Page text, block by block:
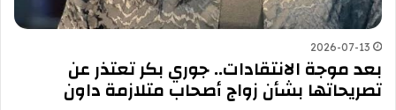
2026-07-13
بعد موجة الانتقادات.. جوري بكر تعتذر عن
تصريحاتها بشأن زواج أصحاب متلازمة داون